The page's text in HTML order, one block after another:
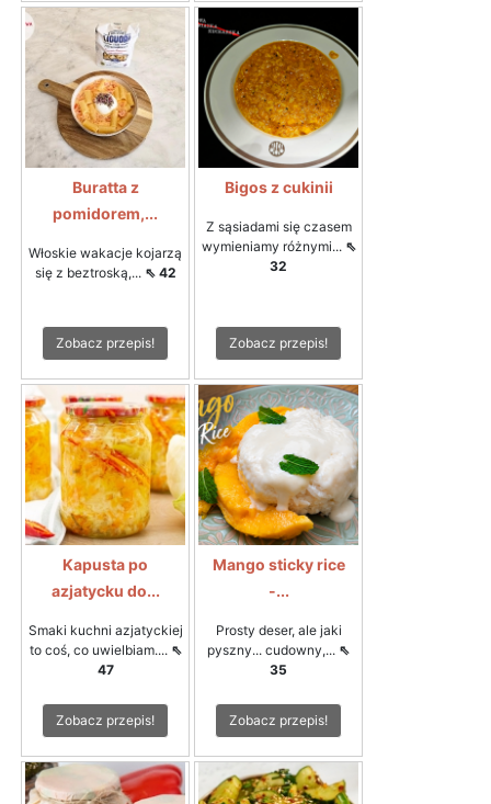
Buratta z
pomidorem,...
Włoskie wakacje kojarzą
się z beztroską,... ⇖ 42
Zobacz przepis!
Bigos z cukinii
Z sąsiadami się czasem
wymieniamy różnymi... ⇖
32
Zobacz przepis!
Kapusta po
azjatycku do...
Smaki kuchni azjatyckiej
to coś, co uwielbiam.... ⇖
47
Zobacz przepis!
Mango sticky rice
-...
Prosty deser, ale jaki
pyszny... cudowny,... ⇖
35
Zobacz przepis!